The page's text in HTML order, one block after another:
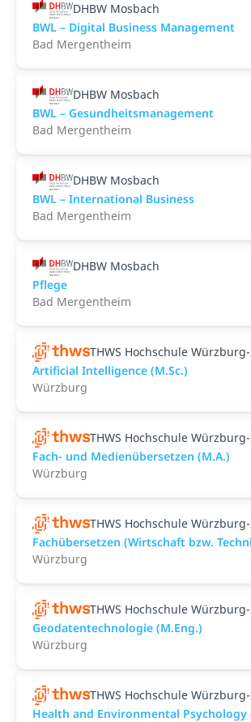
DHBW Mosbach
BWL – Digital Business Management
Bad Mergentheim
DHBW Mosbach
BWL – Gesundheitsmanagement
Bad Mergentheim
DHBW Mosbach
BWL – International Business
Bad Mergentheim
DHBW Mosbach
Pflege
Bad Mergentheim
THWS Hochschule
Artificial Intelligence (M.Sc.)
Würzburg
THWS Hochschule
Fach- und Medienübersetzen (M.A.)
Würzburg
THWS Hochschule
Fachübersetzen (Wirtschaft bzw.
Würzburg
THWS Hochschule
Geodatentechnologie (M.Eng.)
Würzburg
THWS Hochschule
Health and Environmental Psychology